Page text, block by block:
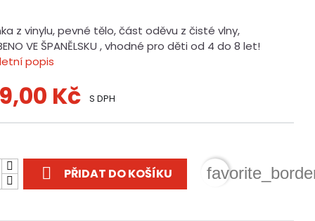
z vinylu, pevné tělo, část oděvu z čisté vlny,
VE ŠPANĚLSKU , vhodné pro děti od 4 do 8 let!
popis
Kč S DPH
 PŘIDAT DO KOŠÍKU